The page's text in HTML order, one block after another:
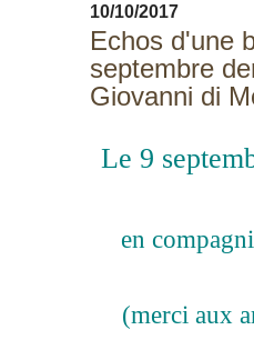
10/10/2017
Echos d'une
septembre
Giovanni di
Le 9
en
(merci aux